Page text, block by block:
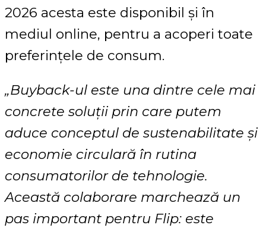
2026 acesta este disponibil și în
mediul online, pentru a acoperi toate
preferințele de consum.
„Buyback-ul este una dintre cele mai
concrete soluții prin care putem
aduce conceptul de sustenabilitate și
economie circulară în rutina
consumatorilor de tehnologie.
Această colaborare marchează un
pas important pentru Flip: este